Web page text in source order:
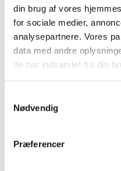
din brug af vores
for sociale medier,
analysepartnere. Vores
data med andre
de har indsamlet fra din
Nødvendig
Præferencer
299,00DKK
Model/varenr.: 85661-
Zorina-Beige